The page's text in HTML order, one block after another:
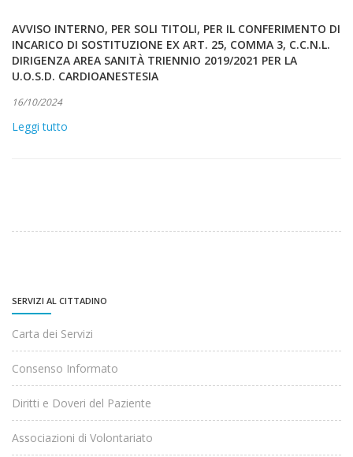
AVVISO INTERNO, PER SOLI TITOLI, PER IL CONFERIMENTO DI
INCARICO DI SOSTITUZIONE EX ART. 25, COMMA 3, C.C.N.L.
DIRIGENZA AREA SANITÀ TRIENNIO 2019/2021 PER LA
U.O.S.D. CARDIOANESTESIA
16/10/2024
Leggi tutto
SERVIZI AL CITTADINO
Carta dei Servizi
Consenso Informato
Diritti e Doveri del Paziente
Associazioni di Volontariato